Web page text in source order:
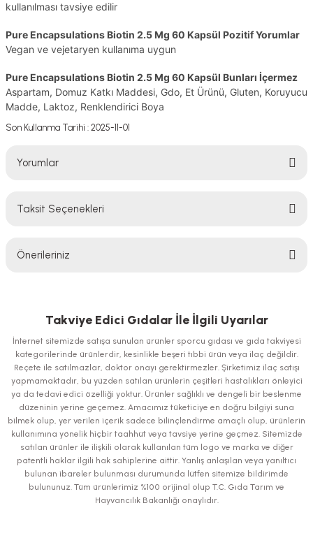
kullanılması tavsiye edilir
Pure Encapsulations Biotin 2.5 Mg 60 Kapsül Pozitif Yorumlar
Vegan ve vejetaryen kullanıma uygun
Pure Encapsulations Biotin 2.5 Mg 60 Kapsül Bunları İçermez
Aspartam, Domuz Katkı Maddesi, Gdo, Et Ürünü, Gluten, Koruyucu
Madde, Laktoz, Renklendirici Boya
Son Kullanma Tarihi : 2025-11-01
Yorumlar
Taksit Seçenekleri
Önerileriniz
iletebilirsiniz.
Görüş ve önerileriniz için teşekkür ederiz.
Ürün resmi kalitesiz, bozuk veya görüntülenemiyor.
Ürün açıklamasında eksik bilgiler bulunuyor.
Ürün bilgilerinde hatalar bulunuyor.
Ürün fiyatı diğer sitelerden daha pahalı.
Bu ürüne benzer farklı alternatifler olmalı.
Takviye Edici Gıdalar İle İlgili Uyarılar
İnternet sitemizde satışa sunulan ürünler sporcu gıdası ve gıda takviyesi
kategorilerinde ürünlerdir, kesinlikle beşeri tıbbi ürün veya ilaç değildir.
Reçete ile satılmazlar, doktor onayı gerektirmezler. Şirketimiz ilaç satışı
yapmamaktadır, bu yüzden satılan ürünlerin çeşitleri hastalıkları önleyici
ya da tedavi edici özelliği yoktur. Ürünler sağlıklı ve dengeli bir beslenme
düzeninin yerine geçemez. Amacımız tüketiciye en doğru bilgiyi suna
bilmek olup, yer verilen içerik sadece bilinçlendirme amaçlı olup, ürünlerin
kullanımına yönelik hiçbir taahhüt veya tavsiye yerine geçmez. Sitemizde
satılan ürünler ile ilişkili olarak kullanılan tüm logo ve marka ve diğer
patentli haklar ilgili hak sahiplerine aittir. Yanlış anlaşılan veya yanıltıcı
bulunan ibareler bulunması durumunda lütfen sitemize bildirimde
bulununuz. Tüm ürünlerimiz %100 orijinal olup T.C. Gıda Tarım ve
Hayvancılık Bakanlığı onaylıdır.